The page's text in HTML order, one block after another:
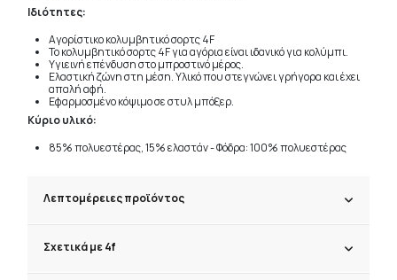
Ιδιότητες:
Αγορίστικο κολυμβητικό σορτς 4F
Το κολυμβητικό σορτς 4F για αγόρια είναι ιδανικό για κολύμπι.
Υγιεινή επένδυση στο μπροστινό μέρος.
Ελαστική ζώνη στη μέση. Υλικό που στεγνώνει γρήγορα και έχει
απαλή αφή.
Εφαρμοσμένο κόψιμο σε στυλ μπόξερ.
Κύριο υλικό:
85% πολυεστέρας, 15% ελαστάν - Φόδρα: 100% πολυεστέρας
Λεπτομέρειες προϊόντος
Σχετικά με 4f